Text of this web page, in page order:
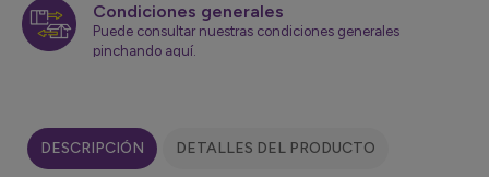
Condiciones generales
Puede consultar nuestras condiciones generales
pinchando aquí.
DESCRIPCIÓN DETALLES DEL PRODUCTO